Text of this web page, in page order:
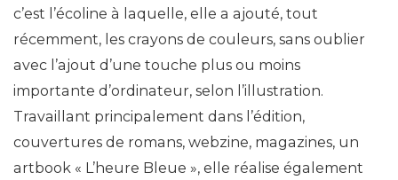
c’est l’écoline à laquelle, elle a ajouté, tout
récemment, les crayons de couleurs, sans oublier
avec l’ajout d’une touche plus ou moins
importante d’ordinateur, selon l’illustration.
Travaillant principalement dans l’édition,
couvertures de romans, webzine, magazines, un
artbook « L’heure Bleue », elle réalise également